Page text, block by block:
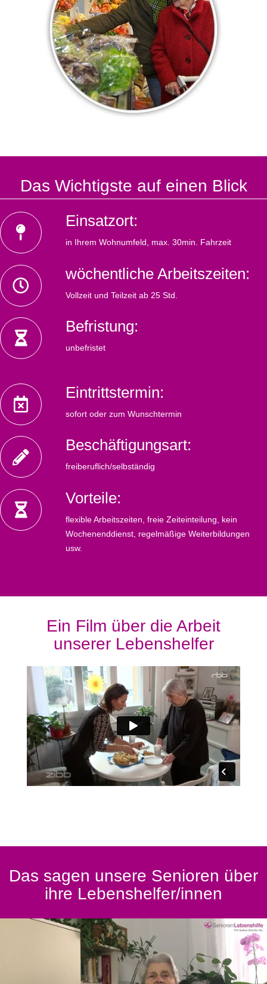
Das Wichtigste auf einen Blick
Einsatzort:
in Ihrem Wohnumfeld, max. 30min. Fahrzeit
wöchentliche Arbeitszeiten:
Vollzeit und Teilzeit ab 25 Std.
Befristung:
unbefristet
Eintrittstermin:
sofort oder zum Wunschtermin
Beschäftigungsart:
freiberuflich/selbständig
Vorteile:
flexible Arbeitszeiten, freie Zeiteinteilung, kein
Wochenenddienst, regelmäßige Weiterbildungen
usw.
Ein Film über die Arbeit
unserer Lebenshelfer
Das sagen unsere Senioren über
ihre Lebenshelfer/innen